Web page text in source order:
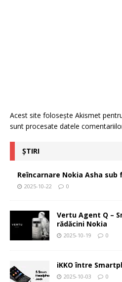
Acest site folosește Akismet
sunt procesate datele
ȘTIRI
Reîncarnare Nokia Asha sub
2025-10-22 0
Vertu Agent Q –
rădăcini Nokia
2025-10-19 0
iKKO între
2025-10-03 0